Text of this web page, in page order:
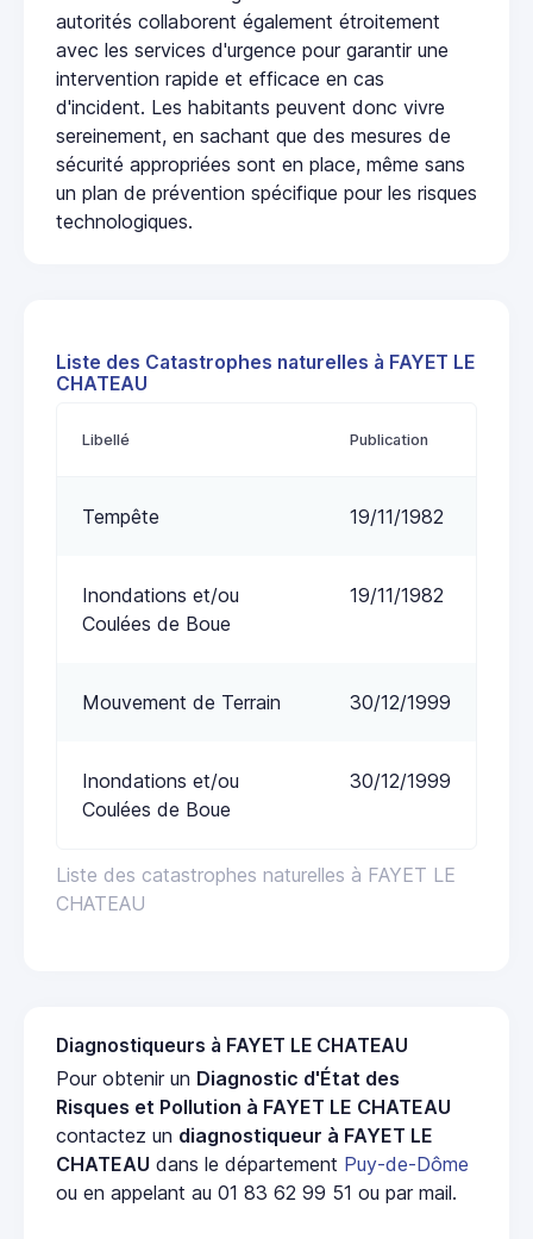
autorités collaborent également étroitement
avec les services d'urgence pour garantir une
intervention rapide et efficace en cas
d'incident. Les habitants peuvent donc vivre
sereinement, en sachant que des mesures de
sécurité appropriées sont en place, même sans
un plan de prévention spécifique pour les risques
technologiques.
Liste des Catastrophes naturelles à FAYET LE
CHATEAU
Liste des catastrophes naturelles à FAYET LE
CHATEAU
Libellé Publication
Tempête 19/11/1982
Inondations et/ou
Coulées de Boue
19/11/1982
Mouvement de Terrain 30/12/1999
Inondations et/ou
Coulées de Boue
30/12/1999
Diagnostiqueurs à FAYET LE CHATEAU
Pour obtenir un Diagnostic d'État des
Risques et Pollution à FAYET LE CHATEAU
contactez un diagnostiqueur à FAYET LE
CHATEAU dans le département Puy-de-Dôme
ou en appelant au 01 83 62 99 51 ou par mail.